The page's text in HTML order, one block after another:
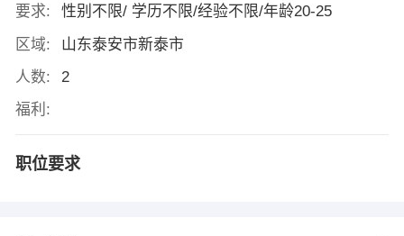
要求:
性别不限/ 学历不限/经验不限/年龄20-25
区域:
山东泰安市新泰市
人数:
2
福利:
职位要求